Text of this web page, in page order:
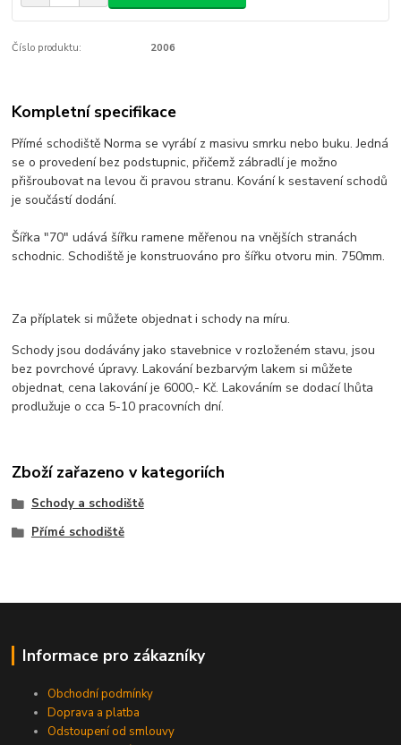
Číslo produktu: 2006
Kompletní specifikace
Přímé schodiště Norma se vyrábí z masivu smrku nebo buku. Jedná
se o provedení bez podstupnic, přičemž zábradlí je možno
přišroubovat na levou či pravou stranu. Kování k sestavení schodů
je součástí dodání.
Šířka "70" udává šířku ramene měřenou na vnějších stranách
schodnic. Schodiště je konstruováno pro šířku otvoru min. 750mm.
Za příplatek si můžete objednat i schody na míru.
Schody jsou dodávány jako stavebnice v rozloženém stavu, jsou
bez povrchové úpravy. Lakování bezbarvým lakem si můžete
objednat, cena lakování je 6000,- Kč. Lakováním se dodací lhůta
prodlužuje o cca 5-10 pracovních dní.
Zboží zařazeno v kategoriích
Schody a schodiště
Přímé schodiště
Informace pro zákazníky
Obchodní podmínky
Doprava a platba
Odstoupení od smlouvy